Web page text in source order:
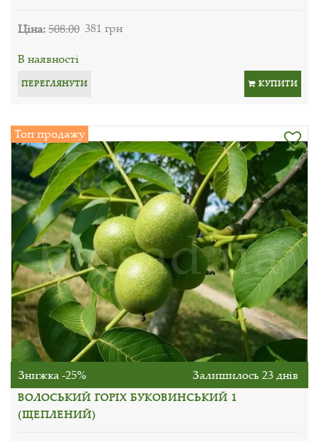
Ціна:508.00 381 грн
В наявності
ПЕРЕГЛЯНУТИ КУПИТИ
Топ продажу
Знижка -25% Залишилось 23 днів
ВОЛОСЬКИЙ ГОРІХ БУКОВИНСЬКИЙ 1
(ЩЕПЛЕНИЙ)